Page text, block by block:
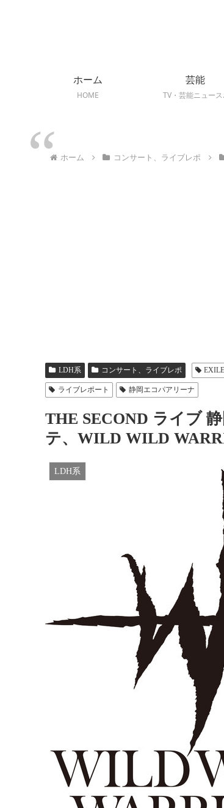
ホーム
HOME
芸能
TV・芸能ニュー
ホーム コンサート、ライブレポ
LDH系 コンサート、ライブレポ EXILE
ライブレポート 静岡エコパアリーナ
THE SECOND ライブ
テ、WILD WILD
LDH系